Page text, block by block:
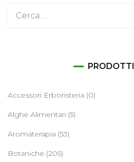
Ricerca
PRODOTTI
Accessori Erboristeria (0)
Alghe Alimentari (5)
Aromaterapia (53)
Botaniche (205)